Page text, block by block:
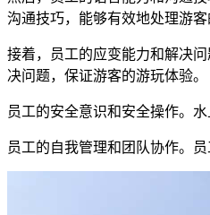
沟通技巧，能够有效地处理游客
接着，员工的应变能力和解决
决问题，保证游客的游玩体验。
员工的安全意识和安全操作。
员工的自我管理和团队协作。